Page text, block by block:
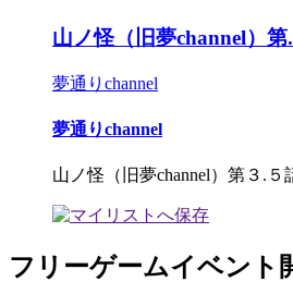
山ノ怪（旧夢channel）第
夢通りchannel
夢通りchannel
山ノ怪（旧夢channel）第３.５
フリーゲームイベント